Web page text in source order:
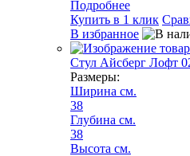
Подробнее
Купить в 1 клик
В избранное
Стул Айсберг Лофт
Размеры:
Ширина см.
38
Глубина см.
38
Высота см.